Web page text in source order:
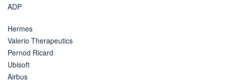
ADP
Hermes
Valerio Therapeutics
Pernod Ricard
Ubisoft
Airbus